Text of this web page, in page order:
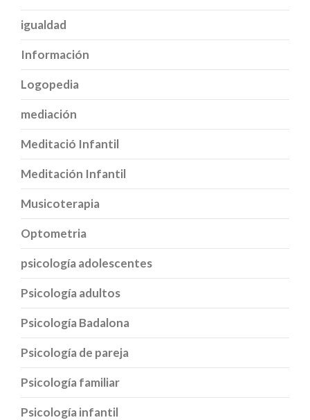
igualdad
Información
Logopedia
mediación
Meditació Infantil
Meditación Infantil
Musicoterapia
Optometria
psicología adolescentes
Psicología adultos
Psicología Badalona
Psicología de pareja
Psicología familiar
Psicología infantil